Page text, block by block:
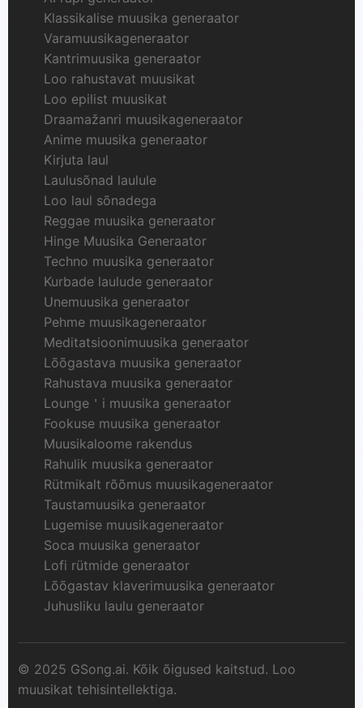
Klassikalise muusika generaator
Varamuusikageneraator
Kantrimuusika generaator
Loo rahustavat muusikat
Loo epilist muusikat
Draamažanri muusikageneraator
Anime muusika generaator
Kirjuta laul
Laulusõnad laulule
Loo laul sõnadega
Reggae muusika generaator
Hinge Muusika Generaator
Techno muusika generaator
Kurbade laulude generaator
Unemuusika generaator
Pehme muusikageneraator
Meditatsioonimuusika generaator
Lõõgastava muusika generaator
Rahustava muusika generaator
Lounge＇i muusika generaator
Fookuse muusika generaator
Muusikaloome rakendus
Rahulik muusika generaator
Rütmikalt rõõmus muusikageneraator
Taustamuusika generaator
Lugemise muusikageneraator
Soca muusika generaator
Lofi rütmide generaator
Lõõgastav klaverimuusika generaator
Juhusliku laulu generaator
© 2025 GSong.ai. Kõik õigused kaitstud. Loo
muusikat tehisintellektiga.